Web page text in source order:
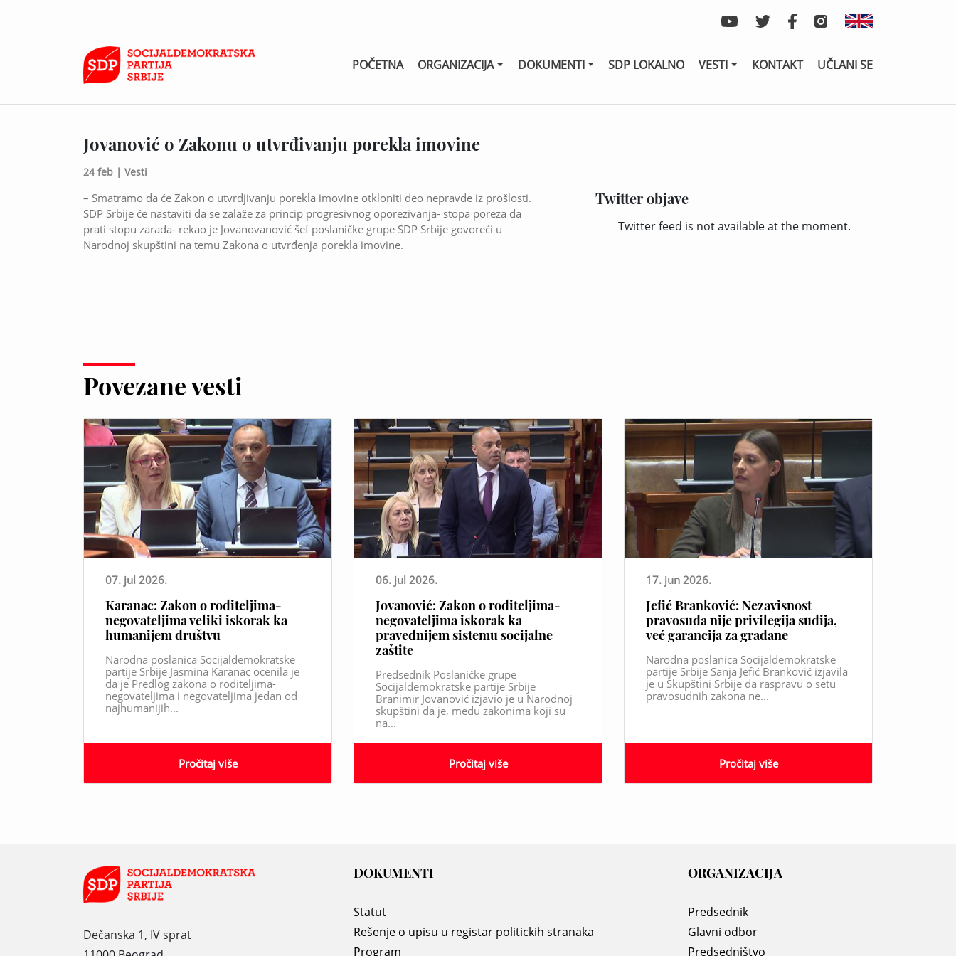
POČETNA ORGANIZACIJA DOKUMENTI SDP LOKALNO VESTI KONTAKT UČLANI SE
Jovanović o Zakonu o utvrđivanju porekla imovine
24 feb | Vesti
– Smatramo da će Zakon o utvrdjivanju porekla imovine otkloniti deo nepravde iz prošlosti.
SDP Srbije će nastaviti da se zalaže za princip progresivnog oporezivanja- stopa poreza da
prati stopu zarada- rekao je Jovanovanović šef poslaničke grupe SDP Srbije govoreći u
Narodnoj skupštini na temu Zakona o utvrđenja porekla imovine.
Twitter objave
Twitter feed is not available at the moment.
Povezane vesti
07. jul 2026.
Karanac: Zakon o roditeljima-
negovateljima veliki iskorak ka
humanijem društvu
Narodna poslanica Socijaldemokratske
partije Srbije Jasmina Karanac ocenila je
da je Predlog zakona o roditeljima-
negovateljima i negovateljima jedan od
najhumanijih...
Pročitaj više
06. jul 2026.
Jovanović: Zakon o roditeljima-
negovateljima iskorak ka
pravednijem sistemu socijalne
zaštite
Predsednik Poslaničke grupe
Socijaldemokratske partije Srbije
Branimir Jovanović izjavio je u Narodnoj
skupštini da je, među zakonima koji su
na...
Pročitaj više
17. jun 2026.
Jefić Branković: Nezavisnost
pravosuđa nije privilegija sudija,
već garancija za građane
Narodna poslanica Socijaldemokratske
partije Srbije Sanja Jefić Branković izjavila
je u Skupštini Srbije da raspravu o setu
pravosudnih zakona ne...
Pročitaj više
Dečanska 1, IV sprat
DOKUMENTI
Statut
Rešenje o upisu u registar politickih stranaka
Program
ORGANIZACIJA
Predsednik
Glavni odbor
Predsedništvo